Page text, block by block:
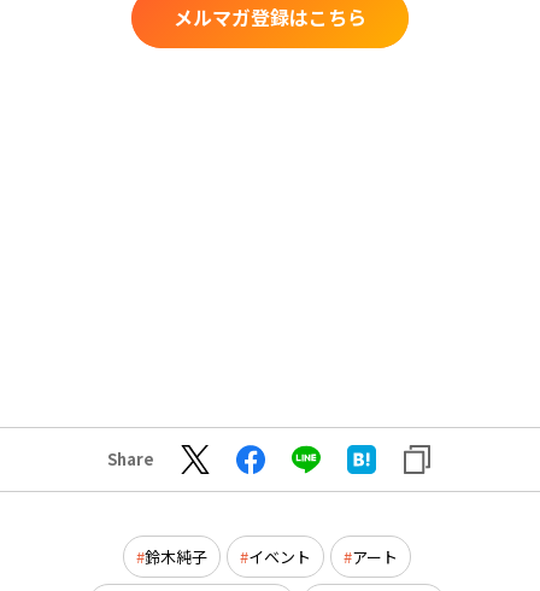
メルマガ登録はこちら
Share
鈴木純子 イベント アート